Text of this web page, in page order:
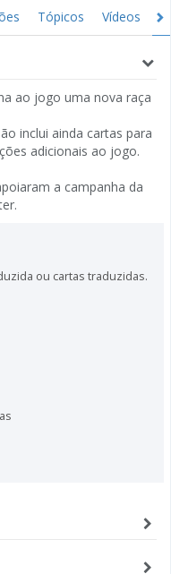
Tópicos Vídeos
ao jogo uma nova raça
inclui ainda cartas para
adicionais ao jogo.
a campanha da
ou cartas traduzidas.